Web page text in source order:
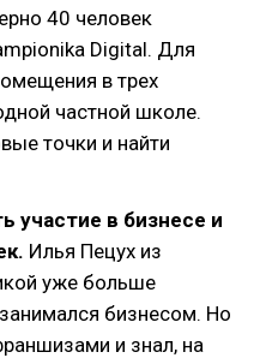
40 человек
Digital. Для
в трех
частной школе.
точки и найти
участие в бизнесе и
Илья Пецух из
уже больше
бизнесом. Но
и знал, на